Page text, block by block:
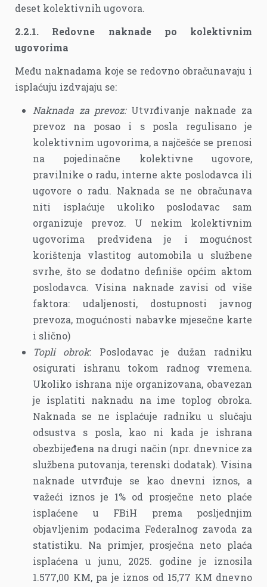
deset kolektivnih ugovora.
2.2.1. Redovne naknade po kolektivnim
ugovorima
Među naknadama koje se redovno obračunavaju i
isplaćuju izdvajaju se:
Naknada za prevoz: Utvrđivanje naknade za
prevoz na posao i s posla regulisano je
kolektivnim ugovorima, a najčešće se prenosi
na pojedinačne kolektivne ugovore,
pravilnike o radu, interne akte poslodavca ili
ugovore o radu. Naknada se ne obračunava
niti isplaćuje ukoliko poslodavac sam
organizuje prevoz. U nekim kolektivnim
ugovorima predviđena je i mogućnost
korištenja vlastitog automobila u službene
svrhe, što se dodatno definiše općim aktom
poslodavca. Visina naknade zavisi od više
faktora: udaljenosti, dostupnosti javnog
prevoza, mogućnosti nabavke mjesečne karte
i slično)
Topli obrok: Poslodavac je dužan radniku
osigurati ishranu tokom radnog vremena.
Ukoliko ishrana nije organizovana, obavezan
je isplatiti naknadu na ime toplog obroka.
Naknada se ne isplaćuje radniku u slučaju
odsustva s posla, kao ni kada je ishrana
obezbijeđena na drugi način (npr. dnevnice za
službena putovanja, terenski dodatak). Visina
naknade utvrđuje se kao dnevni iznos, a
važeći iznos je 1% od prosječne neto plaće
isplaćene u FBiH prema posljednjim
objavljenim podacima Federalnog zavoda za
statistiku. Na primjer, prosječna neto plaća
isplaćena u junu, 2025. godine je iznosila
1.577,00 KM, pa je iznos od 15,77 KM dnevno